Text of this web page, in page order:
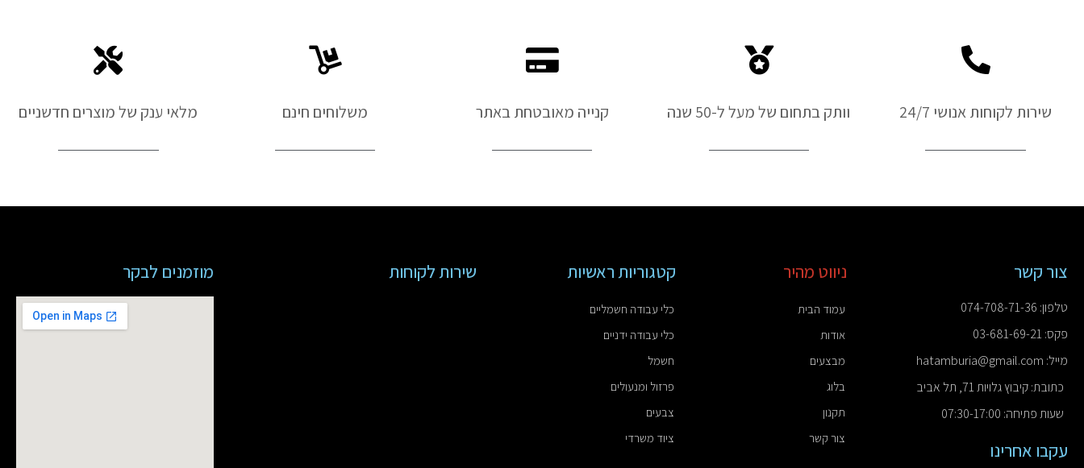
שירות לקוחות אנושי 24/7 וותק בתחום של מעל ל-50 שנה קנייה מאובטחת באתר משלוחים חינם מלאי ענק של מוצרים חדשניים
צור קשר
טלפון: 074-708-71-36
פקס: 03-681-69-21
מייל: hatamburia@gmail.com
כתובת: קיבוץ גלויות 71, תל אביב
שעות פתיחה: 07:30-17:00
עקבו אחרינו
ניווט מהיר
עמוד הבית
אודות
מבצעים
בלוג
תקנון
צור קשר
קטגוריות ראשיות
כלי עבודה חשמליים
כלי עבודה ידניים
חשמל
פרזול ומנעולים
צבעים
ציוד משרדי
שירות לקוחות מוזמנים לבקר